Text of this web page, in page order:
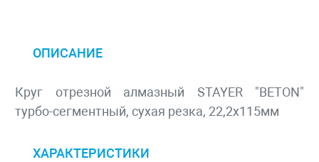
ОПИСАНИЕ
Круг отрезной алмазный STAYER "BETON"
турбо-сегментный, сухая резка, 22,2х115мм
ХАРАКТЕРИСТИКИ